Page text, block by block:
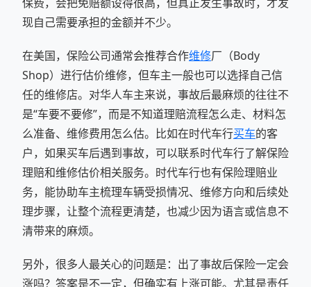
现自己需要承担的金额并不少。
在美国，保险公司通常会推荐合作维修厂（Body
Shop）进行估价维修，但车主一般也可以选择自己信
任的维修店。对华人车主来说，事故后最麻烦的往往不
是“车要不要修”，而是不知道理赔流程怎么走、材料怎
么准备、维修费用怎么估。比如在时代车行买车的客
户，如果买车后遇到事故，可以联系时代车行了解保险
理赔和维修估价相关服务。时代车行也有保险理赔业
务，能协助车主梳理车辆受损情况、维修方向和后续处
理步骤，让整个流程更清楚，也减少因为语言或信息不
清带来的麻烦。
另外，很多人最关心的问题是：出了事故后保险一定会
涨吗？答案是不一定，但确实有上涨可能。尤其是责任